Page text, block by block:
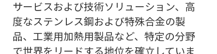
サービスおよび技術ソリューション、高
度なステンレス鋼および特殊合金の製
品、工業用加熱用製品など、特定の分野
で世界をリードする地位を確立していま